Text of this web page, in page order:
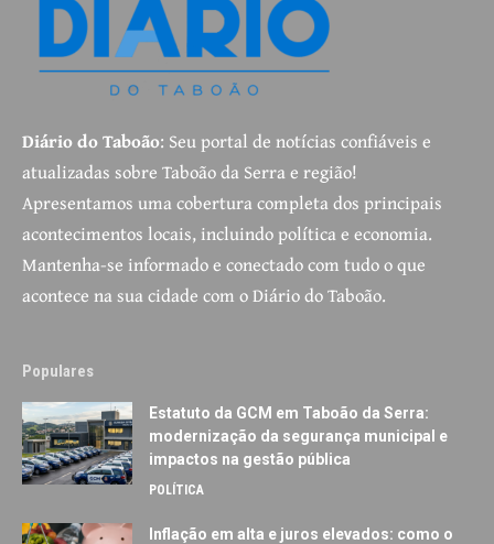
Diário do Taboão: Seu portal de notícias confiáveis e
atualizadas sobre Taboão da Serra e região!
Apresentamos uma cobertura completa dos principais
acontecimentos locais, incluindo política e economia.
Mantenha-se informado e conectado com tudo o que
acontece na sua cidade com o Diário do Taboão.
Populares
Estatuto da GCM em Taboão da Serra:
modernização da segurança municipal e
impactos na gestão pública
POLÍTICA
Inflação em alta e juros elevados: como o